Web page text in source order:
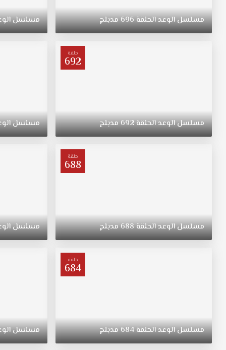
التي
ولدت
في
مدبلج
الحلقة
تبقى
"ريهان"
449
مدبلج
قصة
مسلسلالوعدالحلقة696مدبلج مسلسل
حلقة
692
مسلسلالوعدالحلقة692مدبلج مسلسل
حلقة
688
مسلسلالوعدالحلقة688مدبلج مسلسل
حلقة
684
مسلسلالوعدالحلقة684مدبلج مسلسل